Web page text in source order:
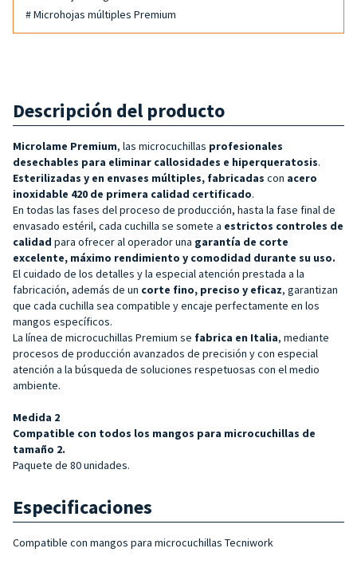
# Microhojas múltiples Premium
Descripción del producto
Microlame Premium, las microcuchillas profesionales
desechables para eliminar callosidades e hiperqueratosis.
Esterilizadas y en envases múltiples, fabricadas con acero
inoxidable 420 de primera calidad certificado.
En todas las fases del proceso de producción, hasta la fase final de
envasado estéril, cada cuchilla se somete a estrictos controles de
calidad para ofrecer al operador una garantía de corte
excelente, máximo rendimiento y comodidad durante su uso.
El cuidado de los detalles y la especial atención prestada a la
fabricación, además de un corte fino, preciso y eficaz, garantizan
que cada cuchilla sea compatible y encaje perfectamente en los
mangos específicos.
La línea de microcuchillas Premium se fabrica en Italia, mediante
procesos de producción avanzados de precisión y con especial
atención a la búsqueda de soluciones respetuosas con el medio
ambiente.
Medida 2
Compatible con todos los mangos para microcuchillas de
tamaño 2.
Paquete de 80 unidades.
Especificaciones
Compatible con mangos para microcuchillas Tecniwork